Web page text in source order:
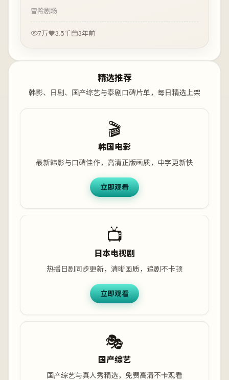
观看。
冒险剧场
7万 3.5千 3年前
精选推荐
韩影、日剧、国产综艺与泰剧口碑片单，每日精选上架
🎬
韩国电影
最新韩影与口碑佳作，高清正版画质，中字更新快
立即观看
📺
日本电视剧
热播日剧同步更新，清晰画质，追剧不卡顿
立即观看
🎭
国产综艺
国产综艺与真人秀精选，免费高清不卡观看